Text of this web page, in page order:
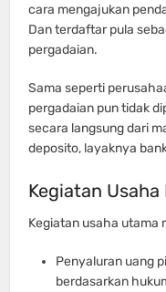
cara mengajukan
Dan terdaftar pula
pergadaian.
Sama seperti
pergadaian pun tidak
secara langsung dari
deposito, layaknya
Kegiatan
Kegiatan usaha utama
Penyaluran uang
berdasarkan